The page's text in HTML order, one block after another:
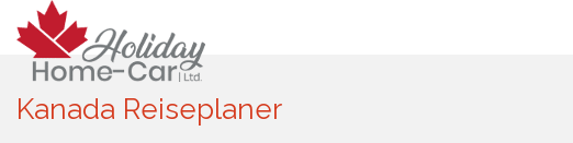
Kanada Reiseplaner